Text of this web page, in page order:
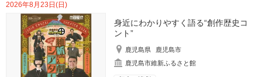
2026年8月23日(日)
身近にわかりやすく語る“創作歴史コ
ント”
鹿児島県
鹿児島市
鹿児島市維新ふるさと館